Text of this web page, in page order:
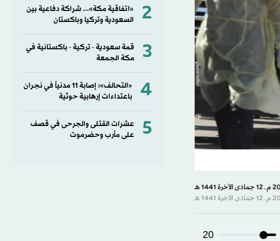
20
2
«اتفاقية مكة»... شراكة دفاعية بين
السعودية وتركيا وباكستان
3
قمة سعودية - تركية - باكستانية في
مكة الجمعة
4
«التحالف»: إصابة 11 مدنياً في نجران
باعتداءات إرهابية حوثية
5
عشرات القتلى والجرحى في قصف
على مأرب وحضرموت